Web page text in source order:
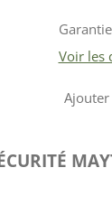
Voir les